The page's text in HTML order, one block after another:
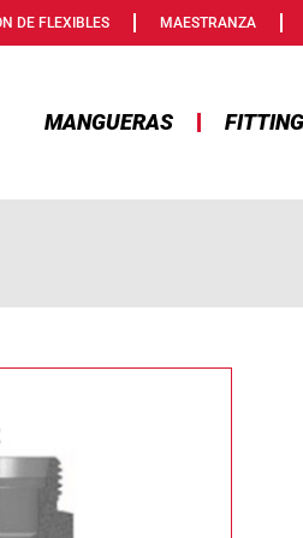
DE FLEXIBLES MAESTRANZA
MANGUERAS